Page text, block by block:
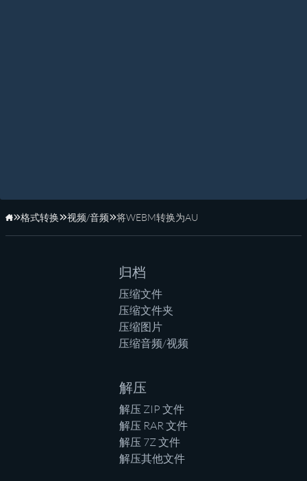
主页
格式转换 视频/音频 将WEBM转换为AU
归档
压缩文件
压缩文件夹
压缩图片
压缩音频/视频
解压
解压 ZIP 文件
解压 RAR 文件
解压 7Z 文件
解压其他文件